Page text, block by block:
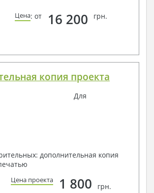
Цена: от 16 200 грн.
копия проекта
Для
дополнительная копия
Цена проекта 1 800 грн.